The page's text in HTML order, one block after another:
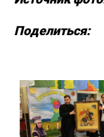
Поделиться: